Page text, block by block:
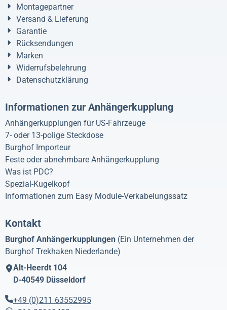
Montagepartner
Versand & Lieferung
Garantie
Rücksendungen
Marken
Widerrufsbelehrung
Datenschutzklärung
Informationen zur Anhängerkupplung
Anhängerkupplungen für US-Fahrzeuge
7- oder 13-polige Steckdose
Burghof Importeur
Feste oder abnehmbare Anhängerkupplung
Was ist PDC?
Spezial-Kugelkopf
Informationen zum Easy Module-Verkabelungssatz
Kontakt
Burghof Anhängerkupplungen (Ein Unternehmen der
Burghof Trekhaken Niederlande)
Alt-Heerdt 104
D-40549 Düsseldorf
+49 (0)211 63552995